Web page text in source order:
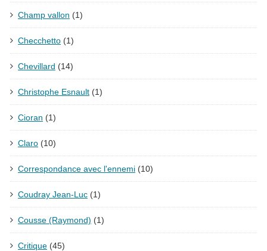
Champ vallon (1)
Checchetto (1)
Chevillard (14)
Christophe Esnault (1)
Cioran (1)
Claro (10)
Correspondance avec l'ennemi (10)
Coudray Jean-Luc (1)
Cousse (Raymond) (1)
Critique (45)